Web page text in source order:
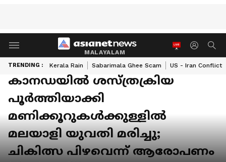
MALAYALAM
TRENDING : Kerala Rain Sabarimala Ghee Scam US - Iran Conflict
കാനഡയിൽ ശസ്ത്രക്രിയ
പൂർത്തിയാക്കി
മണിക്കൂറുകൾക്കുള്ളിൽ
മലയാളി യുവതി മരിച്ചു;
ചികിത്സ പിഴവെന്ന് ആരോപണം